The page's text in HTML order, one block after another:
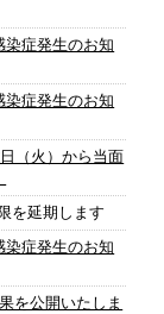
染症発生のお知
染症発生のお知
（火）から当面
を延期します
染症発生のお知
を公開いたしま